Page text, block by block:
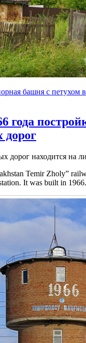
башня с петухом
года
дорог
дорог находится на
Temir Zholy”
It was built in 1966.